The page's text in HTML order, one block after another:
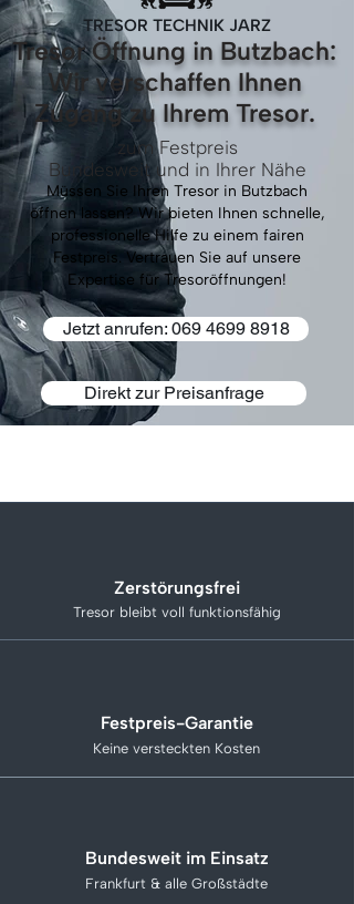
Tresor Öffnung in Butzbach:
Wir verschaffen Ihnen
Zugang zu Ihrem Tresor.
zum Festpreis
Bundesweit und in Ihrer Nähe
Müssen Sie Ihren Tresor in Butzbach
öffnen lassen? Wir bieten Ihnen schnelle,
professionelle Hilfe zu einem fairen
Festpreis. Vertrauen Sie auf unsere
Expertise für Tresoröffnungen!
Jetzt anrufen: 069 4699 8918
TRESOR TECHNIK JARZ
Direkt zur Preisanfrage
Zerstörungsfrei
Tresor bleibt voll funktionsfähig
Festpreis-Garantie
Keine versteckten Kosten
Bundesweit im Einsatz
Frankfurt & alle Großstädte